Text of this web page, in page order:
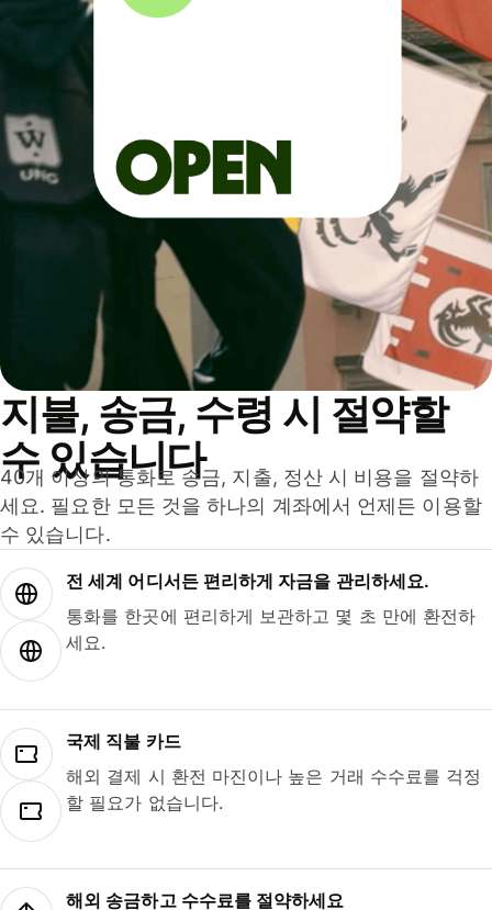
지불, 송금, 수령 시 절약할
수 있습니다
40개 이상의 통화로 송금, 지출, 정산 시 비용을 절약하
세요. 필요한 모든 것을 하나의 계좌에서 언제든 이용할
수 있습니다.
전 세계 어디서든 편리하게 자금을 관리하세요.
통화를 한곳에 편리하게 보관하고 몇 초 만에 환전하
세요.
국제 직불 카드
해외 결제 시 환전 마진이나 높은 거래 수수료를 걱정
할 필요가 없습니다.
해외 송금하고 수수료를 절약하세요